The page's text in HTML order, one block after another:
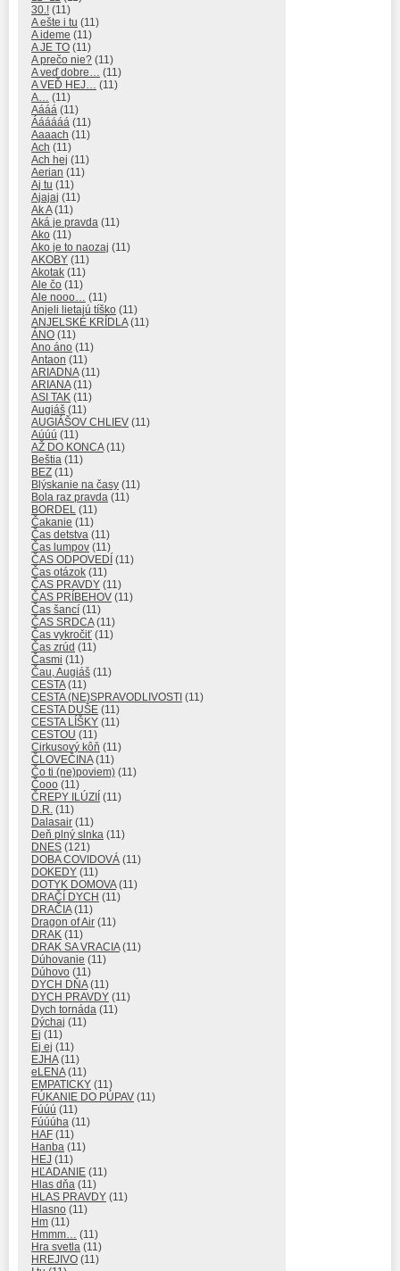
30.! (11)
A ešte i tu (11)
A ideme (11)
A JE TO (11)
A prečo nie? (11)
A veď dobre… (11)
A VEĎ HEJ… (11)
A… (11)
Aááá (11)
Áááááá (11)
Aaaach (11)
Ach (11)
Ach hej (11)
Aerian (11)
Aj tu (11)
Ajajaj (11)
Ak A(11)
Aká je pravda (11)
Ako (11)
Ako je to naozaj (11)
AKOBY (11)
Akotak (11)
Ale čo (11)
Ale nooo… (11)
Anjeli lietajú tíško (11)
ANJELSKÉ KRÍDLA(11)
ÁNO (11)
Ano áno (11)
Antaon (11)
ARIADNA(11)
ARIANA(11)
ASI TAK (11)
Augiáš (11)
AUGIÁŠOV CHLIEV (11)
Aúúú (11)
AŽ DO KONCA(11)
Beštia (11)
BEZ (11)
Blýskanie na časy (11)
Bola raz pravda (11)
BORDEL (11)
Čakanie (11)
Čas detstva (11)
Čas lumpov (11)
ČAS ODPOVEDÍ (11)
Čas otázok (11)
ČAS PRAVDY (11)
ČAS PRÍBEHOV (11)
Čas šancí (11)
ČAS SRDCA(11)
Čas vykročiť (11)
Čas zrúd (11)
Časmi (11)
Čau, Augiáš (11)
CESTA(11)
CESTA (NE)SPRAVODLIVOSTI (11)
CESTA DUŠE (11)
CESTA LÍŠKY (11)
CESTOU (11)
Cirkusový kôň (11)
ČLOVEČINA(11)
Čo ti (ne)poviem) (11)
Čooo (11)
ČREPY ILÚZIÍ
(11)
D.R. (11)
Dalasair (11)
Deň plný slnka (11)
DNES (121)
DOBA COVIDOVÁ (11)
DOKEDY (11)
DOTYK DOMOVA(11)
DRAČÍ DYCH (11)
DRAČIA(11)
Dragon of Air (11)
DRAK (11)
DRAK SA VRACIA(11)
Dúhovanie (11)
Dúhovo (11)
DYCH DŇA(11)
DYCH PRAVDY (11)
Dych tornáda (11)
Dýchaj (11)
Ej (11)
Ej ej (11)
EJHA(11)
eLENA(11)
EMPATICKY (11)
FÚKANIE DO PÚPAV (11)
Fúúú (11)
Fúúúha (11)
HAF (11)
Hanba (11)
HEJ (11)
HĽADANIE (11)
Hlas dňa (11)
HLAS PRAVDY (11)
Hlasno (11)
Hm (11)
Hmmm… (11)
Hra svetla (11)
HREJIVO (11)